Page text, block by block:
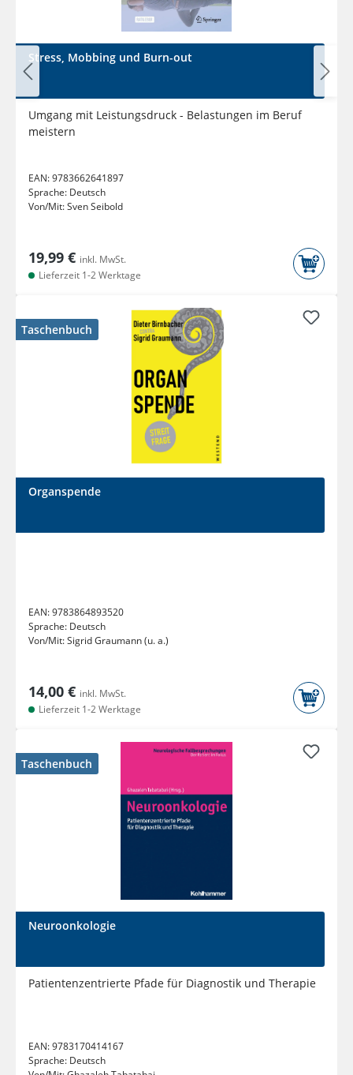
Stress, Mobbing und Burn-out
Umgang mit Leistungsdruck - Belastungen im Beruf
meistern
EAN:9783662641897
Sprache: Deutsch
Von/Mit:Sven Seibold
19,99 € inkl. MwSt.
Lieferzeit 1-2 Werktage
Taschenbuch
Organspende
EAN:9783864893520
Sprache: Deutsch
Von/Mit:Sigrid Graumann (u. a.)
14,00 € inkl. MwSt.
Lieferzeit 1-2 Werktage
Taschenbuch
Neuroonkologie
Patientenzentrierte Pfade für Diagnostik und Therapie
EAN:9783170414167
Sprache: Deutsch